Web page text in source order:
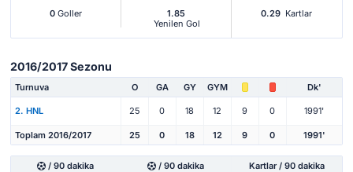
0Goller
1.85
Yenilen Gol
0.29 Kartlar
2016/2017 Sezonu
Turnuva O GA GY GYM Dk'
2. HNL 25 0 18 12 9 0 1991'
Toplam 2016/2017 25 0 18 12 9 0 1991'
/ 90 dakika / 90 dakika Kartlar / 90 dakika